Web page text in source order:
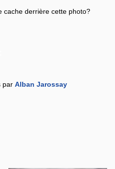
cache derrière cette photo?
par Alban Jarossay